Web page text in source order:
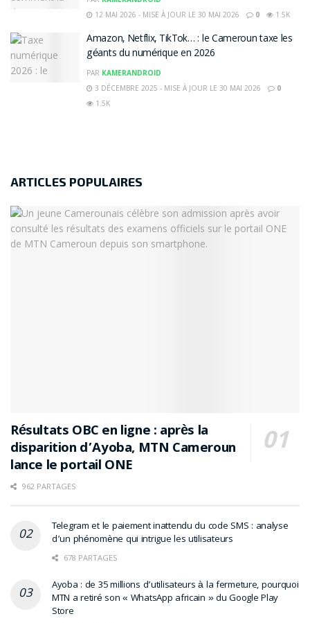
12 MAI 2026 - MISE À JOUR LE 30 MAI 2026
0 1.5K
Amazon, Netflix, TikTok… : le Cameroun taxe les
géants du numérique en 2026
PAR KAMERANDROID
3 DÉCEMBRE 2025 - MISE À JOUR LE 30 MAI 2026
0
1.5K
ARTICLES POPULAIRES
Résultats OBC en ligne : après la
disparition d’Ayoba, MTN Cameroun
lance le portail ONE
962 PARTAGES
Telegram et le paiement inattendu du code SMS : analyse
d’un phénomène qui intrigue les utilisateurs
678 PARTAGES
Ayoba : de 35 millions d’utilisateurs à la fermeture, pourquoi
MTN a retiré son « WhatsApp africain » du Google Play
Store